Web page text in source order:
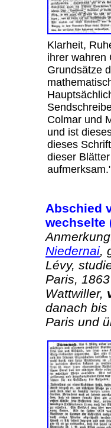
Klarheit,
ihrer wahren
Grundsätze
Colmar und
und ist
dieses
dieser
Abschied
wechselte
Niedernai,
Lévy,
Paris,
Wattwiller,
danach
Paris und